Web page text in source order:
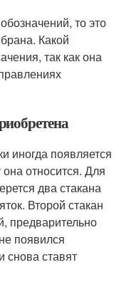
то это
Какой
так как она
иногда появляется
она относится. Для
два стакана
Второй стакан
предварительно
появился
снова ставят